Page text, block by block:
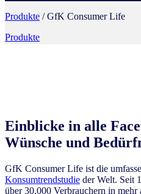
Produkte / GfK Consumer Life
Produkte
Einblicke in alle
Wünsche und
GfK Consumer Life ist die
Konsumtrendstudie der Welt. Seit
über 30.000 Verbrauchern in